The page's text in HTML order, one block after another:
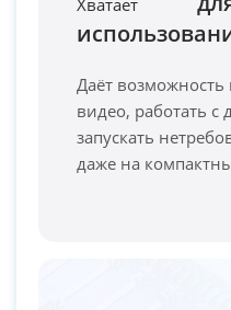
Даёт
видео, работать с
запускать
даже на